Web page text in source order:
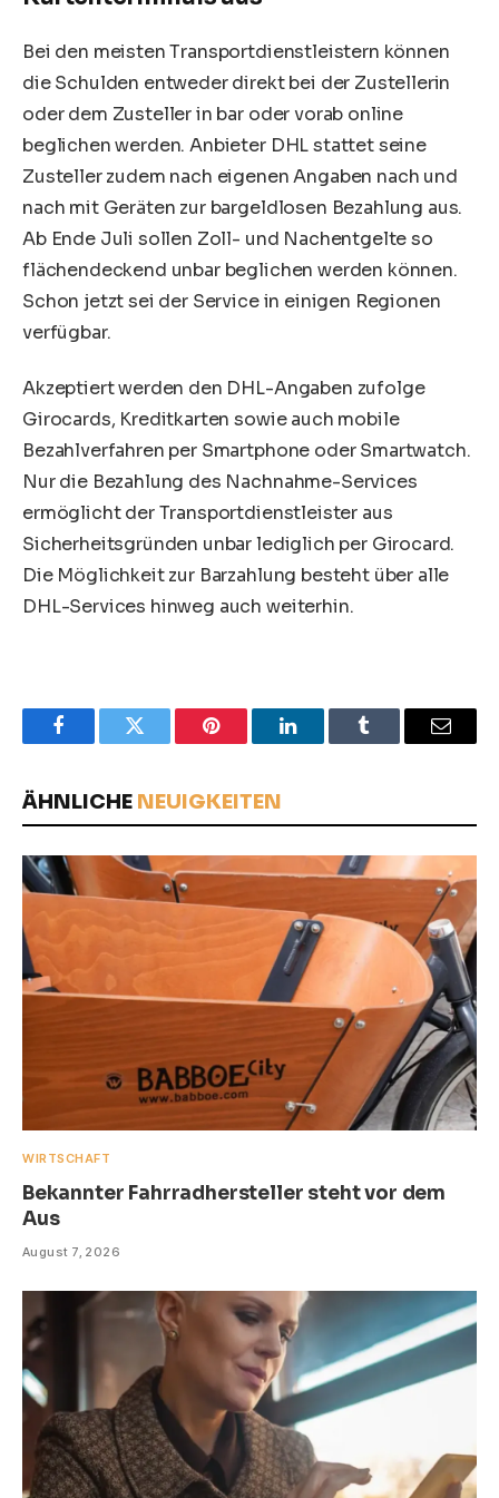
Bei den meisten Transportdienstleistern können
die Schulden entweder direkt bei der Zustellerin
oder dem Zusteller in bar oder vorab online
beglichen werden. Anbieter DHLstattet seine
Zusteller zudem nach eigenen Angaben nach und
nach mit Geräten zur bargeldlosen Bezahlung aus.
Ab Ende Juli sollen Zoll- und Nachentgelte so
flächendeckend unbar beglichen werden können.
Schon jetzt sei der Service in einigen Regionen
verfügbar.
Akzeptiert werden den DHL-Angaben zufolge
Girocards, Kreditkarten sowie auch mobile
Bezahlverfahren per Smartphone oder Smartwatch.
Nur die Bezahlung des Nachnahme-Services
ermöglicht der Transportdienstleister aus
Sicherheitsgründen unbar lediglich per Girocard.
Die Möglichkeit zur Barzahlung besteht über alle
DHL-Services hinweg auch weiterhin.
FacebookTwitter Pinterest LinkedInTumblr Email
ÄHNLICHE NEUIGKEITEN
WIRTSCHAFT
Bekannter Fahrradhersteller steht vor dem
Aus
August 7, 2026